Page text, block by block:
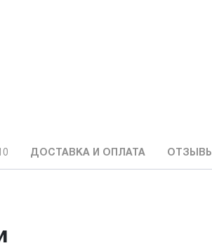
10 ДОСТАВКА И ОПЛАТА ОТЗЫВЫ